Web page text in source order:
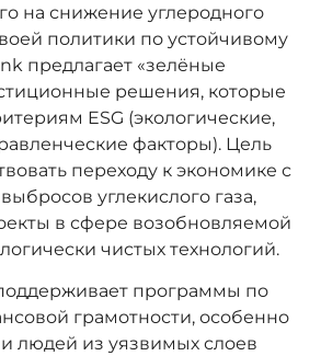
на снижение углеродного
политики по устойчивому
предлагает «зелёные
решения, которые
ESG (экологические,
факторы). Цель
переходу к экономике с
углекислого газа,
в сфере возобновляемой
чистых технологий.
программы по
грамотности, особенно
людей из уязвимых слоев